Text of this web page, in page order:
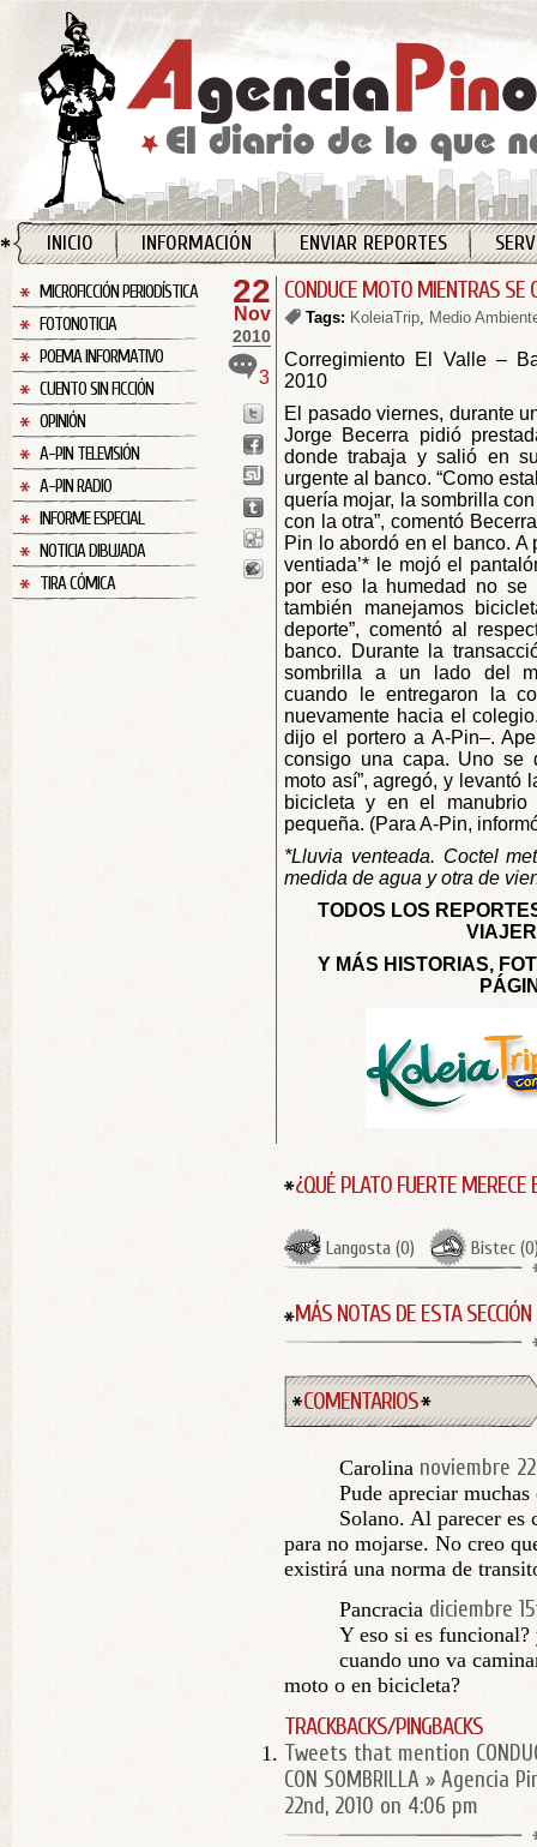
INICIO INFORMACIÓN ENVIAR REPORTES
MICROFICCIÓN PERIODÍSTICA
FOTONOTICIA
POEMA INFORMATIVO
CUENTO SIN FICCIÓN
OPINIÓN
A-PIN TELEVISIÓN
A-PIN RADIO
INFORME ESPECIAL
NOTICIA DIBUJADA
TIRA CÓMICA
22
Nov
2010
3
CONDUCE MOTO MIENTRAS SE
Tags: KoleiaTrip, Medio
Corregimiento El Valle –
2010
El pasado viernes, durante
Jorge Becerra pidió
donde trabaja y salió en
urgente al banco. “Como
quería mojar, la sombrilla
con la otra”, comentó
Pin lo abordó en el banco.
ventiada’* le mojó el
por eso la humedad no se
también manejamos
deporte”, comentó al
banco. Durante la
sombrilla a un lado del
cuando le entregaron la
nuevamente hacia el
dijo el portero a A-Pin–.
consigo una capa. Uno se
moto así”, agregó, y levantó
bicicleta y en el manubrio
pequeña. (Para A-Pin,
*Lluvia venteada. Coctel
medida de agua y otra de
TODOS LOS
Y MÁS HISTORIAS,
¿QUÉ PLATO FUERTE MERECE
Langosta (0) Bistec (0
MÁS NOTAS DE ESTA SECCIÓN
COMENTARIOS
Carolina noviembre
Pude apreciar
Solano. Al parecer es
para no mojarse. No creo
existirá una norma de
Pancracia diciembre
Y eso si es
cuando uno va
moto o en bicicleta?
TRACKBACKS/PINGBACKS
Tweets that mention
CON SOMBRILLA » Agencia
22nd, 2010 on 4:06 pm